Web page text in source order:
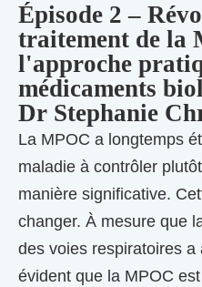
Épisode 2 –
traitement de la
l'approche
médicaments
Dr Stephanie
La MPOC a longtemps
maladie à contrôler
manière significative.
changer. À mesure que
des voies respiratoires a
évident que la MPOC